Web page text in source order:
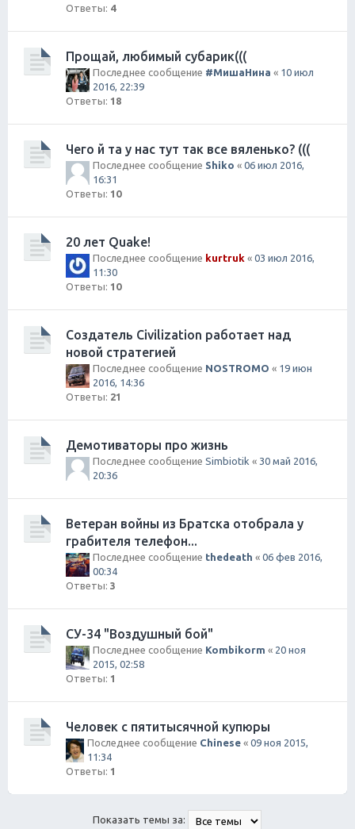
Ответы: 4
Прощай, любимый субарик(((
Последнее сообщение #МишаНина « 10 июл
2016, 22:39
Ответы: 18
Чего й та у нас тут так все вяленько? (((
Последнее сообщение Shiko « 06 июл 2016,
16:31
Ответы: 10
20 лет Quake!
Последнее сообщение kurtruk « 03 июл 2016,
11:30
Ответы: 10
Создатель Civilization работает над
новой стратегией
Последнее сообщение NOSTROMO « 19 июн
2016, 14:36
Ответы: 21
Демотиваторы про жизнь
Последнее сообщение Simbiotik « 30 май 2016,
20:36
Ветеран войны из Братска отобрала у
грабителя телефон...
Последнее сообщение thedeath « 06 фев 2016,
00:34
Ответы: 3
СУ-34 "Воздушный бой"
Последнее сообщение Kombikorm « 20 ноя
2015, 02:58
Ответы: 1
Человек с пятитысячной купюры
Последнее сообщение Chinese « 09 ноя 2015,
11:34
Ответы: 1
Показать темы за: